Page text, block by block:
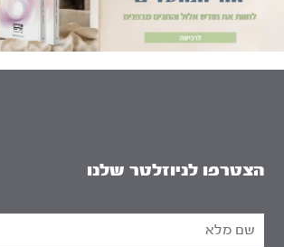
הצטרפו לניוזלטר שלנו